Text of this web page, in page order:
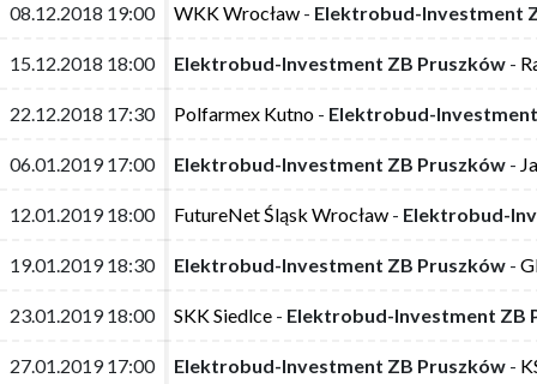
08.12.2018 19:00 WKK Wrocław - Elektrobud-Investment
15.12.2018 18:00 Elektrobud-Investment ZB Pruszków -
22.12.2018 17:30 Polfarmex Kutno - Elektrobud-
06.01.2019 17:00 Elektrobud-Investment ZB Pruszków -
12.01.2019 18:00 FutureNet Śląsk Wrocław - Elektrobud-
19.01.2019 18:30 Elektrobud-Investment ZB Pruszków -
23.01.2019 18:00 SKK Siedlce - Elektrobud-Investment ZB
27.01.2019 17:00 Elektrobud-Investment ZB Pruszków -
08.12.2018 19:00 WKK Wrocław - Elektrobud-Investment
15.12.2018 18:00 Elektrobud-Investment ZB Pruszków -
22.12.2018 17:30 Polfarmex Kutno - Elektrobud-
06.01.2019 17:00 Elektrobud-Investment ZB Pruszków -
12.01.2019 18:00 FutureNet Śląsk Wrocław - Elektrobud-
19.01.2019 18:30 Elektrobud-Investment ZB Pruszków -
23.01.2019 18:00 SKK Siedlce - Elektrobud-Investment ZB
27.01.2019 17:00 Elektrobud-Investment ZB Pruszków -